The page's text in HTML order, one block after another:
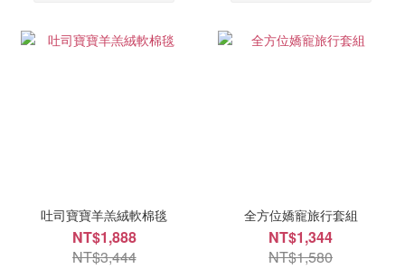
吐司寶寶羊羔絨軟棉毯
NT$1,888
NT$3,444
全方位嬌寵旅行套組
NT$1,344
NT$1,580